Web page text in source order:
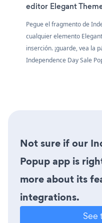
editor Elegant
Pegue el fragmento de
cualquier elemento
inserción. ¡guarde, vea la
Independence Day Sale
Not sure if our
Popup app is
more about its
integrations.
See